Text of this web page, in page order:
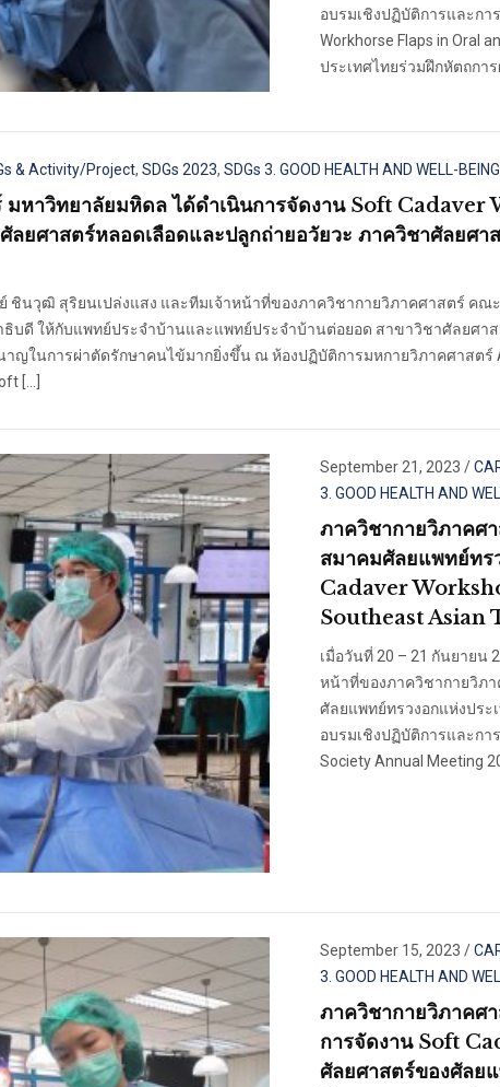
อบรมเชิงปฏิบัติการและกา
Workhorse Flaps in Oral
ประเทศไทยร่วมฝึกหัตถกา
& Activity/Project, SDGs 2023, SDGs 3. GOOD HEALTH AND WELL-BEING
หาวิทยาลัยมหิดล ได้ดำเนินการจัดงาน Soft
ยศาสตร์หลอดเลือดและปลูกถ่ายอวัยวะ ภาควิชาศัลยศ
ชินวุฒิ สุริยนเปล่งแสง และทีมเจ้าหน้าที่ของภาควิชากายวิภาคศาสตร์ ค
ดี ให้กับแพทย์ประจำบ้านและแพทย์ประจำบ้านต่อยอด สาขาวิชาศัลยศาส
ญในการผ่าตัดรักษาคนไข้มากยิ่งขึ้น ณ ห้องปฏิบัติการมหกายวิภาคศาสตร์
[…]
September 21, 2023 /
3. GOOD HEALTH AND
ภาควิชากายวิภาคศ
สมาคมศัลยแพทย์ทร
Cadaver
Southeast Asian
เมื่อวันที่ 20 – 21 กันยายน
หน้าที่ของภาควิชากายวิภ
ศัลยแพทย์ทรวงอกแห่งประ
อบรมเชิงปฏิบัติการและกา
Society Annual Meeting
September 15, 2023 /
3. GOOD HEALTH AND
ภาควิชากายวิภาคศ
การจัดงาน Soft
ศัลยศาสตร์ของศัลย